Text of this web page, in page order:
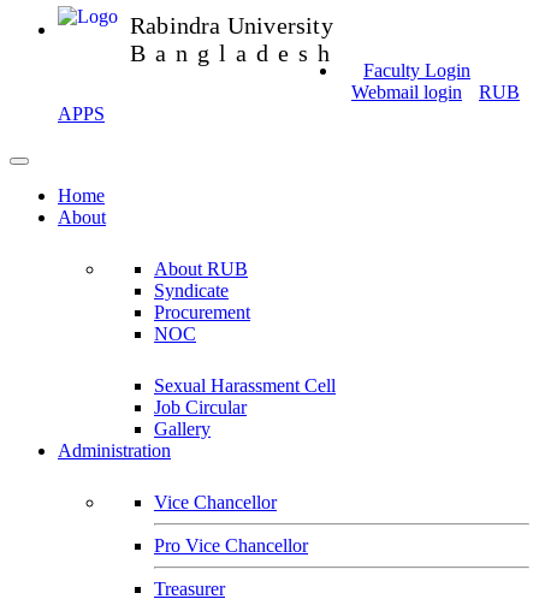
Rabindra University
Bangladesh
Faculty Login
Webmail login
RUB
APPS
Home
About
About RUB
Syndicate
Procurement
NOC
Sexual Harassment Cell
Job Circular
Gallery
Administration
Vice Chancellor
Pro Vice Chancellor
Treasurer